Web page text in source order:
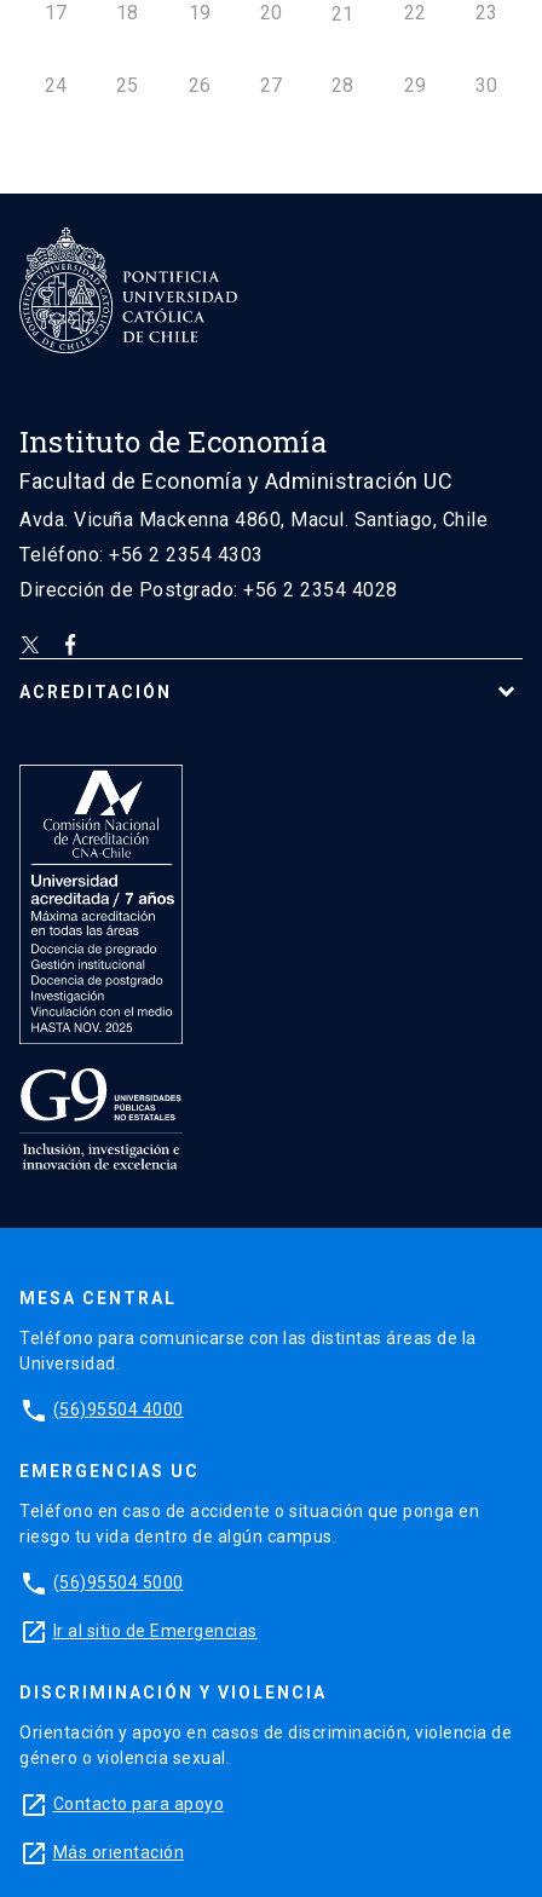
17 18 19 20 21 22 23
24 25 26 27 28 29 30
Instituto de Economía
Facultad de Economía y Administración UC
Avda. Vicuña Mackenna 4860, Macul. Santiago, Chile
Teléfono: +56 2 2354 4303
Dirección de Postgrado: +56 2 2354 4028
ACREDITACIÓN
MESA CENTRAL
Teléfono para comunicarse con las distintas áreas de la
Universidad.
phone (56)95504 4000
EMERGENCIAS UC
Teléfono en caso de accidente o situación que ponga en
riesgo tu vida dentro de algún campus.
phone (56)95504 5000
launch Ir al sitio de Emergencias
DISCRIMINACIÓN Y VIOLENCIA
Orientación y apoyo en casos de discriminación, violencia de
género o violencia sexual.
launch Contacto para apoyo
launch Más orientación